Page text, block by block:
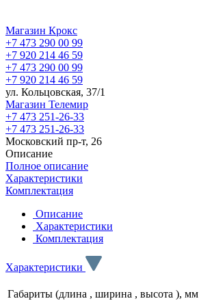
Магазин Крокс
+7 473 290 00 99
+7 920 214 46 59
+7 473 290 00 99
+7 920 214 46 59
ул. Кольцовская, 37/1
Магазин Телемир
+7 473 251-26-33
+7 473 251-26-33
Московский пр-т, 26
Описание
Полное описание
Характеристики
Комплектация
Описание
Характеристики
Комплектация
Характеристики
Габариты (длина , ширина , высота ), мм